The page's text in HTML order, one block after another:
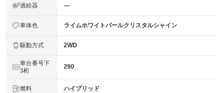
過給器 ―
車体色 ライムホワイトパールクリスタルシャイン
駆動方式 2WD
車台番号下
3桁
290
燃料 ハイブリッド